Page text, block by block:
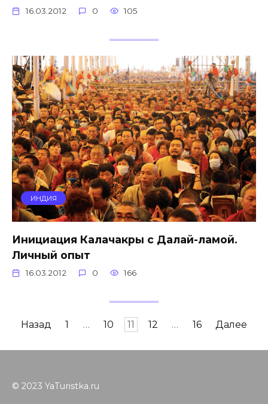
16.03.2012 0 105
ИНДИЯ
Инициация Калачакры с Далай-ламой.
Личный опыт
16.03.2012 0 166
Навигация
записям
Назад 1 … 10 11 12 … 16 Далее
© 2023 YaTuristka.ru